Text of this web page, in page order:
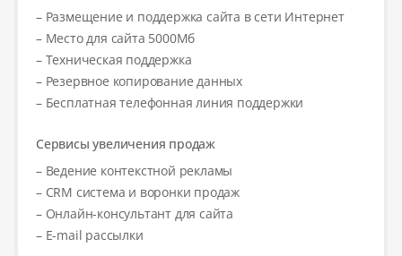
– Размещение и поддержка сайта в сети Интернет
– Место для сайта 5000Мб
– Техническая поддержка
– Резервное копирование данных
– Бесплатная телефонная линия поддержки
Сервисы увеличения продаж
– Ведение контекстной рекламы
– CRM система и воронки продаж
– Онлайн-консультант для сайта
– E-mail рассылки